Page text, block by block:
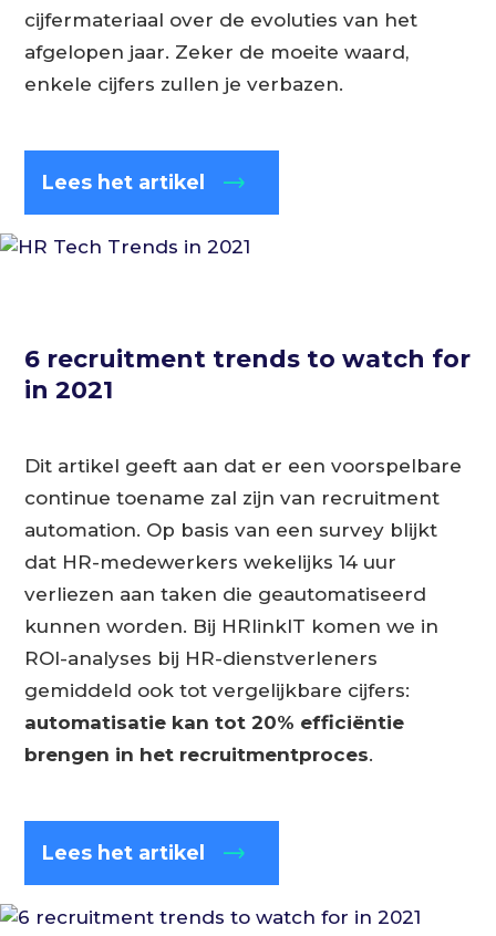
cijfermateriaal over de evoluties van het
afgelopen jaar. Zeker de moeite waard,
enkele cijfers zullen je verbazen.
Lees het artikel
6 recruitment trends to watch for
in 2021
Dit artikel geeft aan dat er een voorspelbare
continue toename zal zijn van recruitment
automation. Op basis van een survey blijkt
dat HR-medewerkers wekelijks 14 uur
verliezen aan taken die geautomatiseerd
kunnen worden. Bij HRlinkIT komen we in
ROI-analyses bij HR-dienstverleners
gemiddeld ook tot vergelijkbare cijfers:
automatisatie kan tot 20% efficiëntie
brengen in het recruitmentproces.
Lees het artikel